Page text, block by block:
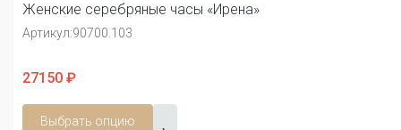
Женские серебряные часы «Ирена»
Артикул:90700.103
27150 ₽
Выбрать опцию